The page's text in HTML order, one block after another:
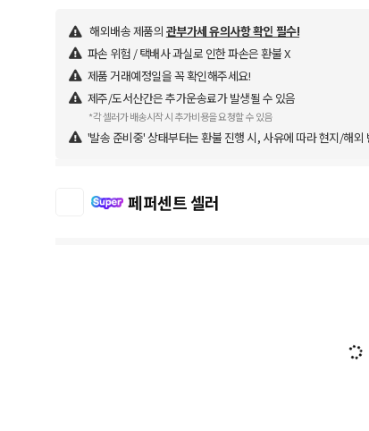
해외배송 제품의 관부가세 유의사항 확인 필수!
파손 위험 / 택배사 과실로 인한 파손은 환불 X
제품 거래예정일을 꼭 확인해주세요!
제주/도서산간은 추가운송료가 발생될 수 있음
*각 셀러가 배송시작 시 추가비용을 요청할 수 있음
'발송 준비중' 상태부터는 환불 진행 시, 사유에 따라 현지/해외
페퍼센트 셀러